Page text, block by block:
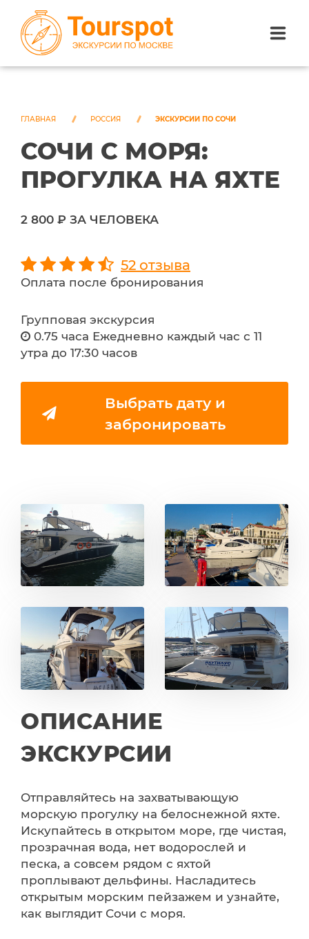
ЭКСКУРСИИ ПО МОСКВЕ
ЭКСКУРСИИ ПО СОЧИ
О НАС
ГЛАВНАЯ РОССИЯ ЭКСКУРСИИ ПО СОЧИ
СОЧИ С МОРЯ:
ПРОГУЛКА НА ЯХТЕ
2 800 ₽ ЗА ЧЕЛОВЕКА
52 отзыва
Оплата после бронирования
Групповая экскурсия
0.75 часа Ежедневно каждый час с 11
утра до 17:30 часов
Выбрать дату и
забронировать
ОПИСАНИЕ
ЭКСКУРСИИ
Отправляйтесь на захватывающую
морскую прогулку на белоснежной яхте.
Искупайтесь в открытом море, где чистая,
прозрачная вода, нет водорослей и
песка, а совсем рядом с яхтой
проплывают дельфины. Насладитесь
открытым морским пейзажем и узнайте,
как выглядит Сочи с моря.